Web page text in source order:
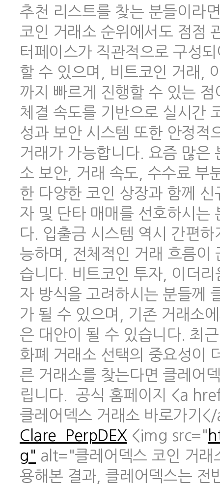
추천 리스트를 찾는 분들이라
코인 거래소 순위에서도 점점
터페이스가 직관적으로 구성
할 수 있으며, 비트코인 거래,
까지 빠르게 진행할 수 있는
체결 속도를 기반으로 실시간
성과 보안 시스템 또한 안정적
거래가 가능합니다. 요즘 많은
소 보안, 거래 속도, 수수료 부
한 다양한 코인 상장과 함께
자 및 단타 매매를 선호하시는
다. 입출금 시스템 역시 간편
능하며, 전체적인 거래 흐름이
습니다. 비트코인 투자, 이더
자 방식을 고려하시는 분들께
가 될 수 있으며, 기존 거래소
은 대안이 될 수 있습니다. 최
화폐 거래소 선택의 중요성이
른 거래소를 찾는다면 클레어
립니다. 공식 홈페이지 <a
클레어덱스 거래소 바로가기
Clare_PerpDEX <img src="
g" alt="클레어덱스 코인 거래
용해본 결과, 클레어덱스는 전